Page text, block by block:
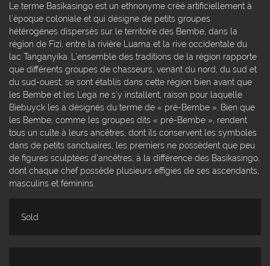
Le terme Basikasingo est un ethnonyme créé artificiellement à
l’époque coloniale et qui désigne de petits groupes
hétérogènes dispersés sur le territoire des Bembe, dans la
région de Fizi, entre la rivière Luama et la rive occidentale du
lac Tanganyika. L’ensemble des traditions de la région rapporte
que différents groupes de chasseurs, venant du nord, du sud et
du sud-ouest, se sont établis dans cette région bien avant que
les Bembe et les Lega ne s’y installent, raison pour laquelle
Biebuyck les a désignés du terme de « pré-Bembe ». Bien que
les Bembe, comme les groupes dits « pré-Bembe », rendent
tous un culte à leurs ancêtres, dont ils conservent les symboles
dans de petits sanctuaires, les premiers ne possèdent que peu
de figures sculptées d’ancêtres, à la différence des Basikasingo,
dont chaque chef possède plusieurs effigies de ses ascendants,
masculins et féminins.
Sold